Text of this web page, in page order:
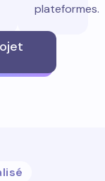
plateformes.